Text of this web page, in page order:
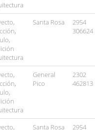
Santa Rosa
2954
306624
General
Pico
2302
462813
Santa Rosa
2954